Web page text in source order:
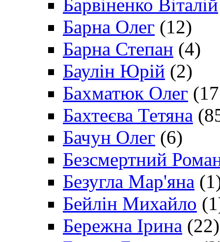
Барвіненко Віталій
Барна Олег (12)
Барна Степан (4)
Баулін Юрій (2)
Бахматюк Олег
Бахтеєва Тетяна
Бачун Олег (6)
Безсмертний
Безугла Мар'яна
Бейлін Михайло
Бережна Ірина (22)